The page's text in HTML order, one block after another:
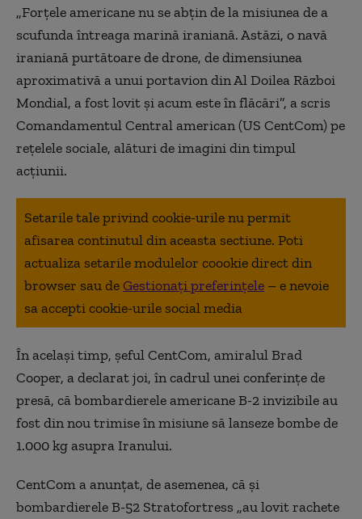
„Forțele americane nu se abțin de la misiunea de a
scufunda întreaga marină iraniană. Astăzi, o navă
iraniană purtătoare de drone, de dimensiunea
aproximativă a unui portavion din Al Doilea Război
Mondial, a fost lovit și acum este în flăcări”, a scris
Comandamentul Central american (US CentCom) pe
rețelele sociale, alături de imagini din timpul
acțiunii.
Setarile tale privind cookie-urile nu permit
afisarea continutul din aceasta sectiune. Poti
actualiza setarile modulelor coookie direct din
browser sau deGestionați preferințele – e nevoie
sa accepti cookie-urile social media
În același timp, șeful CentCom, amiralul Brad
Cooper, a declarat joi, în cadrul unei conferințe de
presă, că bombardierele americane B-2 invizibile au
fost din nou trimise în misiune să lanseze bombe de
1.000 kg asupra Iranului.
CentCom a anunțat, de asemenea, că și
bombardierele B-52 Stratofortress „au lovit rachete